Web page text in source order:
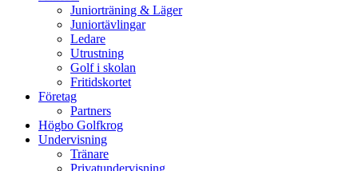
Juniorträning & Läger
Juniortävlingar
Ledare
Utrustning
Golf i skolan
Fritidskortet
Företag
Partners
Högbo Golfkrog
Undervisning
Tränare
Privatundervisning